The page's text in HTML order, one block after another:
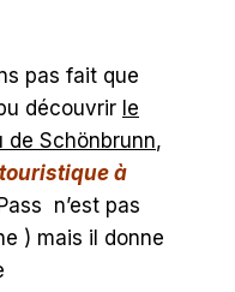
pas fait que
découvrir le
de Schönbrunn,
à
n’est pas
) mais il donne